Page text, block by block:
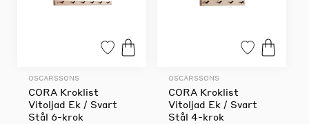
OSCARSSONS
CORA Kroklist
Vitoljad Ek / Svart
Stål 6-krok
OSCARSSONS
CORA Kroklist
Vitoljad Ek / Svart
Stål 4-krok